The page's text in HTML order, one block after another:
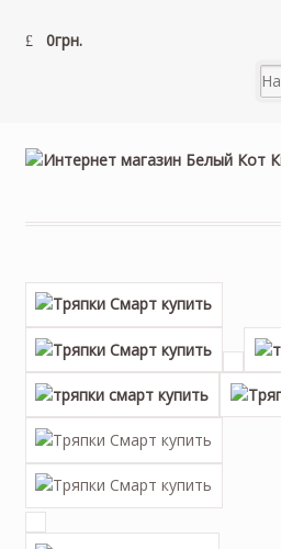
0грн.